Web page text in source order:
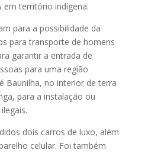
em território indígena.
para a possibilidade da
para transporte de homens
garantir a entrada de
para uma região
Baunilha, no interior de terra
para a instalação ou
dois carros de luxo, além
celular. Foi também